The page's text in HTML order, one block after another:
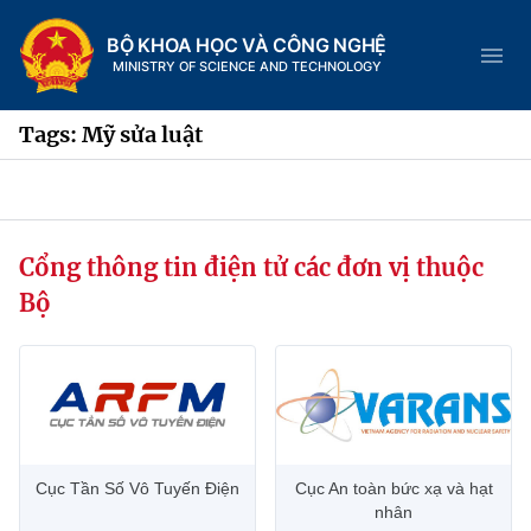
BỘ KHOA HỌC VÀ CÔNG NGHỆ
MINISTRY OF SCIENCE AND TECHNOLOGY
Trang chủ
Chức năng nhiệm vụ
Tin tức sự kiện
Hệ thống văn bản
Tags: Mỹ sửa luật
Cổng thông tin điện tử các đơn vị thuộc
Bộ
Cục Tần Số Vô Tuyến Điện
Cục An toàn bức xạ và hạt
nhân